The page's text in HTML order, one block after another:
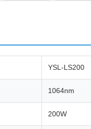
YSL-LS200
1064nm
200W